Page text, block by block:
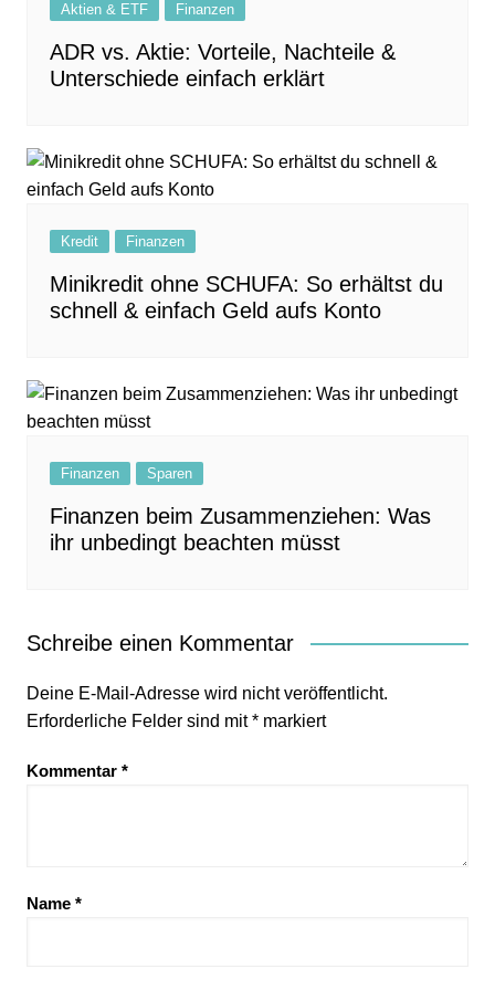
Aktien & ETF Finanzen
ADR vs. Aktie: Vorteile, Nachteile &
Unterschiede einfach erklärt
Kredit Finanzen
Minikredit ohne SCHUFA: So erhältst du
schnell & einfach Geld aufs Konto
Finanzen Sparen
Finanzen beim Zusammenziehen: Was
ihr unbedingt beachten müsst
Schreibe einen Kommentar
Deine E-Mail-Adresse wird nicht veröffentlicht.
Erforderliche Felder sind mit*markiert
Kommentar *
Name *